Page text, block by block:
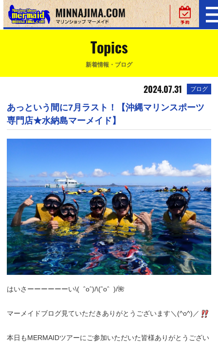
Topics
新着情報・ブログ
2024.07.31 ブログ
あっという間に7月ラスト！【沖縄マリンスポーツ
専門店★水納島マーメイド】
はいさーーーーーーい\( ˆoˆ)/\(ˆoˆ )/🌺
マーメイドブログ見ていただきありがとうございます＼(^o^)／
本日もMERMAIDツアーにご参加いただいた皆様ありがとうござい